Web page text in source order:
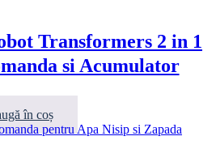
Transformers 2 in 1
si Acumulator
în coș